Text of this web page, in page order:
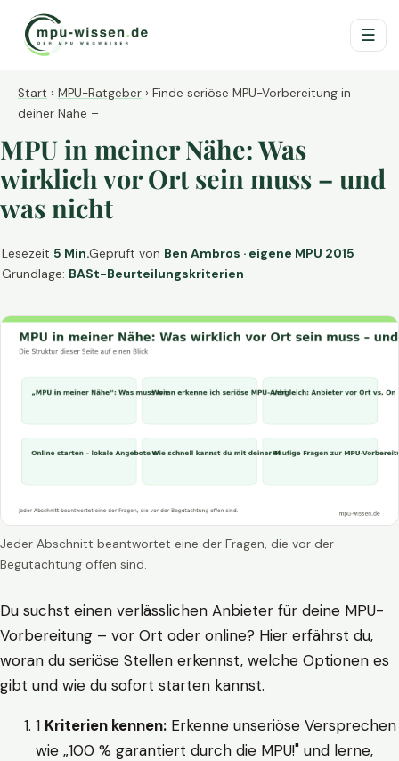
☰
Start › MPU-Ratgeber › Finde seriöse MPU-Vorbereitung in
deiner Nähe –
MPU in meiner Nähe: Was
wirklich vor Ort sein muss – und
was nicht
Lesezeit 5 Min.Geprüft von Ben Ambros · eigene MPU 2015
Grundlage: BASt-Beurteilungskriterien
Jeder Abschnitt beantwortet eine der Fragen, die vor der
Begutachtung offen sind.
Du suchst einen verlässlichen Anbieter für deine MPU-
Vorbereitung – vor Ort oder online? Hier erfährst du,
woran du seriöse Stellen erkennst, welche Optionen es
gibt und wie du sofort starten kannst.
1 Kriterien kennen: Erkenne unseriöse Versprechen
wie „100 % garantiert durch die MPU!" und lerne,